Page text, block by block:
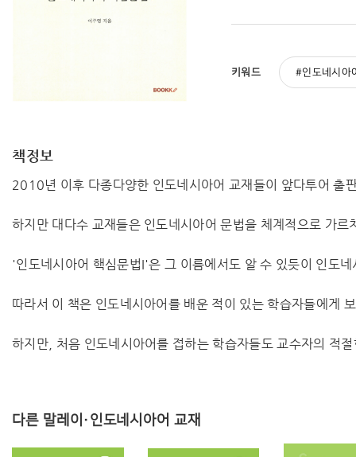
키워드 인도네시아
책정보
2010년 이후 다종다양한 인도네시아어 교재들이 앞다투어 출
하지만 대다수 교재들은 인도네시아어 문법을 체계적으로 가
'인도네시아어 핵심문법I'은 그 이름에서도 알 수 있듯이 인도
따라서 이 책은 인도네시아어를 배운 적이 있는 학습자들에게
하지만, 처음 인도네시아어를 접하는 학습자들도 교수자의 적
다른 말레이·인도네시아어 교재